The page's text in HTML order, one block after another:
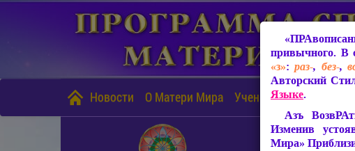
Новости О Матери Мира Учение Матери Мира
привычного. В
«з»:раз-, без-,
Авторский
Языке.
Азъ
Изменив
Мира»